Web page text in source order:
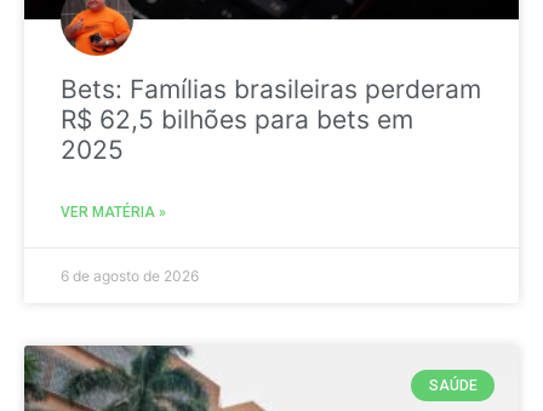
Bets: Famílias brasileiras perderam
R$ 62,5 bilhões para bets em
2025
VER MATÉRIA »
6 de agosto de 2026
SAÚDE